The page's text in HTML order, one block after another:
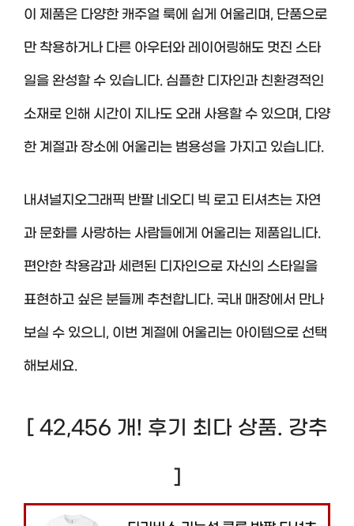
이 제품은 다양한 캐주얼 룩에 쉽게 어울리며, 단품으로
만 착용하거나 다른 아우터와 레이어링해도 멋진 스타
일을 완성할 수 있습니다. 심플한 디자인과 친환경적인
소재로 인해 시간이 지나도 오래 사용할 수 있으며, 다양
한 계절과 장소에 어울리는 범용성을 가지고 있습니다.
내셔널지오그래픽 반팔 네오디 빅 로고 티셔츠는 자연
과 문화를 사랑하는 사람들에게 어울리는 제품입니다.
편안한 착용감과 세련된 디자인으로 자신의 스타일을
표현하고 싶은 분들께 추천합니다. 국내 매장에서 만나
보실 수 있으니, 이번 계절에 어울리는 아이템으로 선택
해보세요.
[ 42,456 개! 후기 최다 상품. 강추
]